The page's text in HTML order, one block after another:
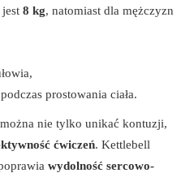
8 kg, natomiast dla mężczyzn
prostowania ciała.
nie tylko unikać kontuzji,
ćwiczeń. Kettlebell
wydolność sercowo-